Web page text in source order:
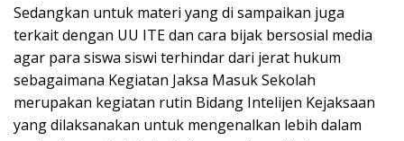
Sedangkan untuk materi yang di sampaikan juga
terkait dengan UU ITE dan cara bijak bersosial media
agar para siswa siswi terhindar dari jerat hukum
sebagaimana Kegiatan Jaksa Masuk Sekolah
merupakan kegiatan rutin Bidang Intelijen Kejaksaan
yang dilaksanakan untuk mengenalkan lebih dalam